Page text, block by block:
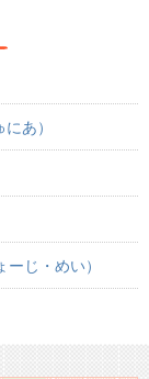
あ）
じ・めい）